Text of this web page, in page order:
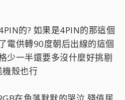
的? 如果是4PIN的那這個
電供轉90度朝后出線的這個
少一半還要多沒什麼好挑剔
殼也行